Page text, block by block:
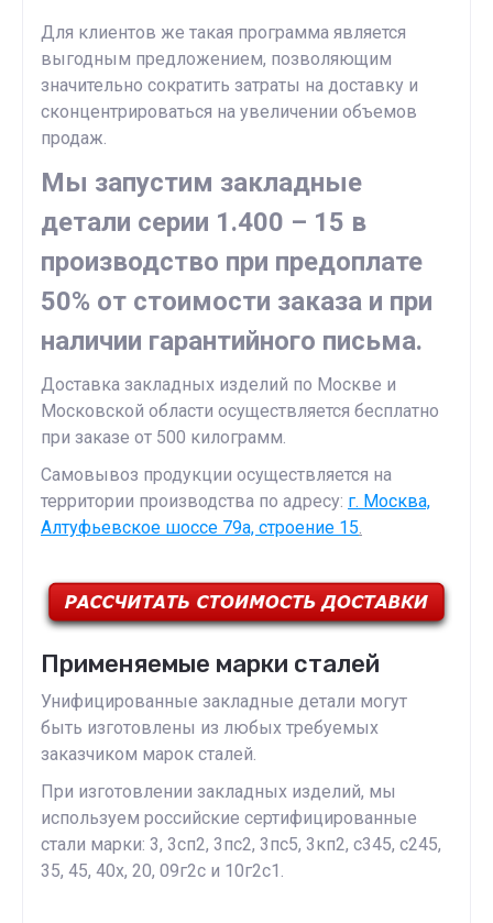
Для клиентов же такая программа является
выгодным предложением, позволяющим
значительно сократить затраты на доставку и
сконцентрироваться на увеличении объемов
продаж.
Мы запустим закладные
детали серии 1.400 – 15 в
производство при предоплате
50% от стоимости заказа и при
наличии гарантийного письма.
Доставка закладных изделий по Москве и
Московской области осуществляется бесплатно
при заказе от 500 килограмм.
Самовывоз продукции осуществляется на
территории производства по адресу: г. Москва,
Алтуфьевское шоссе 79а, строение 15.
Применяемые марки сталей
Унифицированные закладные детали могут
быть изготовлены из любых требуемых
заказчиком марок сталей.
При изготовлении закладных изделий, мы
используем российские сертифицированные
стали марки: 3, 3сп2, 3пс2, 3пс5, 3кп2, с345, с245,
35, 45, 40х, 20, 09г2с и 10г2с1.